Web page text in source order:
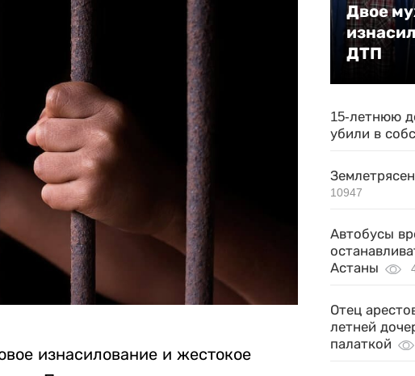
изнасилование и жестокое
Двое
ДТП
15-летнюю
убили в
10947
Автобусы
Астаны
Отец
летней
палаткой